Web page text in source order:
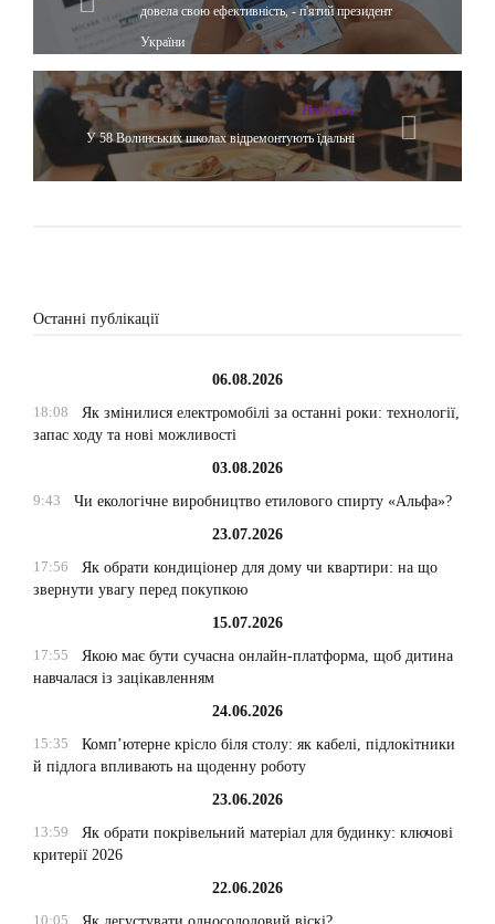
довела свою ефективність, - п'ятий президент
України
Hot News
У 58 Волинських школах відремонтують їдальні
Останні публікації
06.08.2026
18:08
Як змінилися електромобілі за останні роки: технології,
запас ходу та нові можливості
03.08.2026
9:43
Чи екологічне виробництво етилового спирту «Альфа»?
23.07.2026
17:56
Як обрати кондиціонер для дому чи квартири: на що
звернути увагу перед покупкою
15.07.2026
17:55
Якою має бути сучасна онлайн-платформа, щоб дитина
навчалася із зацікавленням
24.06.2026
15:35
Комп’ютерне крісло біля столу: як кабелі, підлокітники
й підлога впливають на щоденну роботу
23.06.2026
13:59
Як обрати покрівельний матеріал для будинку: ключові
критерії 2026
22.06.2026
10:05